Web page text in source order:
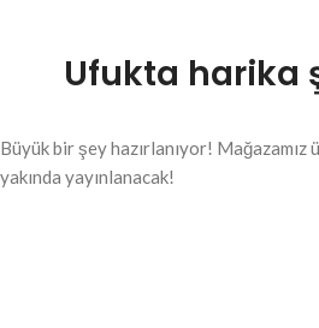
Ufukta harika
Büyük bir şey hazırlanıyor! Mağazamız
yakında yayınlanacak!